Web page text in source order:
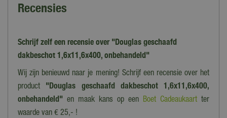
Recensies
Schrijf zelf een recensie over "Douglas geschaafd
dakbeschot 1,6x11,6x400, onbehandeld"
Wij zijn benieuwd naar je mening! Schrijf een recensie over het
product "Douglas geschaafd dakbeschot 1,6x11,6x400,
onbehandeld" en maak kans op een Boet Cadeaukaart ter
waarde van € 25,- !